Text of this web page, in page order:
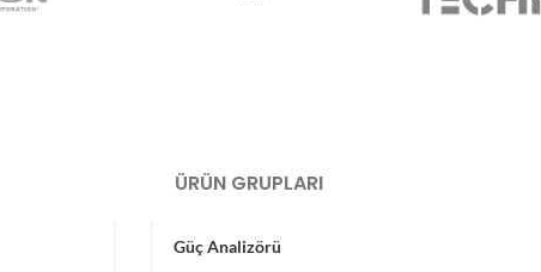
ÜRÜN GRUPLARI
Güç Analizörü